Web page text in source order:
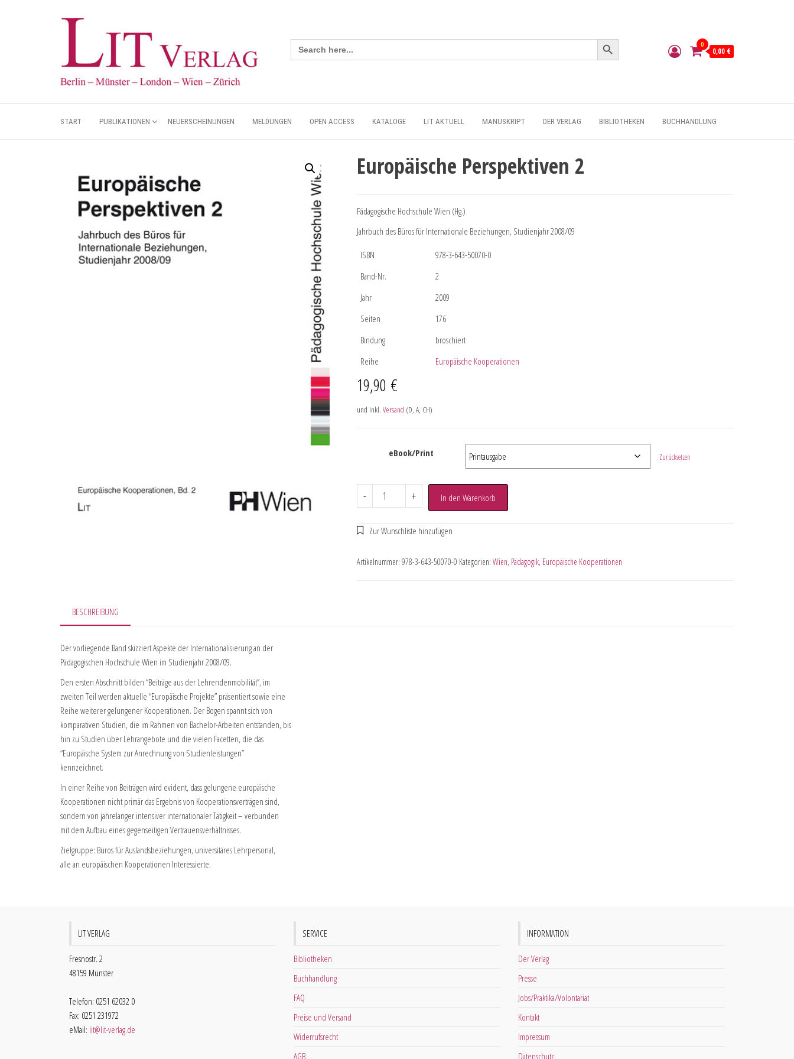
Search
for:
Search Button
0
0,00 €
START PUBLIKATIONEN NEUERSCHEINUNGEN MELDUNGEN OPEN ACCESS KATALOGE LIT AKTUELL MANUSKRIPT DER VERLAG BIBLIOTHEKEN BUCHHANDLUNG
Europäische Perspektiven 2
Pädagogische Hochschule Wien (Hg.)
Jahrbuch des Büros für Internationale Beziehungen, Studienjahr 2008/09
ISBN
978-3-643-50070-0
Band-Nr.
2
Jahr
2009
Seiten
176
Bindung
broschiert
Reihe
Europäische Kooperationen
19,90 €
und inkl. Versand (D, A, CH)
eBook/Print Zurücksetzen
- + In den Warenkorb
Artikelnummer: 978-3-643-50070-0 Kategorien: Wien, Pädagogik, Europäische Kooperationen
BESCHREIBUNG
Der vorliegende Band skizziert Aspekte der Internationalisierung an der
Pädagogischen Hochschule Wien im Studienjahr 2008/09.
Den ersten Abschnitt bilden “Beiträge aus der Lehrendenmobilität”, im
zweiten Teil werden aktuelle “Europäische Projekte” präsentiert sowie eine
Reihe weiterer gelungener Kooperationen. Der Bogen spannt sich von
komparativen Studien, die im Rahmen von Bachelor-Arbeiten entstanden, bis
hin zu Studien über Lehrangebote und die vielen Facetten, die das
“Europäische System zur Anrechnung von Studienleistungen”
kennzeichnet.
In einer Reihe von Beiträgen wird evident, dass gelungene europäische
Kooperationen nicht primär das Ergebnis von Kooperationsverträgen sind,
sondern von jahrelanger intensiver internationaler Tätigkeit – verbunden
mit dem Aufbau eines gegenseitigen Vertrauensverhältnisses.
Zielgruppe: Büros für Auslandsbeziehungen, universitäres Lehrpersonal,
alle an europäischen Kooperationen Interessierte.
LIT VERLAG
Fresnostr. 2
48159 Münster
Telefon: 0251 62032 0
Fax: 0251 231972
eMail: lit@lit-verlag.de
SERVICE
Bibliotheken
Buchhandlung
FAQ
Preise und Versand
Widerrufsrecht
AGB
INFORMATION
Der Verlag
Presse
Jobs/Praktika/Volontariat
Kontakt
Impressum
Datenschutz